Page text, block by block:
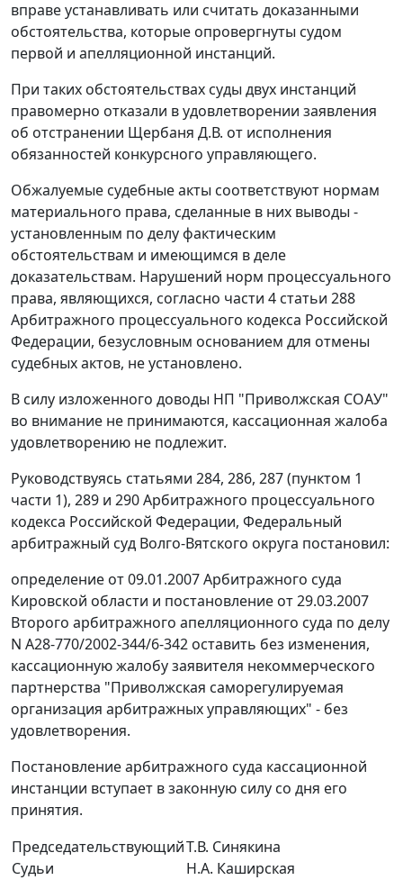
вправе устанавливать или считать доказанными
обстоятельства, которые опровергнуты судом
первой и апелляционной инстанций.
При таких обстоятельствах суды двух инстанций
правомерно отказали в удовлетворении заявления
об отстранении Щербаня Д.В. от исполнения
обязанностей конкурсного управляющего.
Обжалуемые судебные акты соответствуют нормам
материального права, сделанные в них выводы -
установленным по делу фактическим
обстоятельствам и имеющимся в деле
доказательствам. Нарушений норм процессуального
права, являющихся, согласно части 4 статьи 288
Арбитражного процессуального кодекса Российской
Федерации, безусловным основанием для отмены
судебных актов, не установлено.
В силу изложенного доводы НП "Приволжская СОАУ"
во внимание не принимаются, кассационная жалоба
удовлетворению не подлежит.
Руководствуясь статьями 284, 286, 287 (пунктом 1
части 1), 289 и 290 Арбитражного процессуального
кодекса Российской Федерации, Федеральный
арбитражный суд Волго-Вятского округа постановил:
определение от 09.01.2007 Арбитражного суда
Кировской области и постановление от 29.03.2007
Второго арбитражного апелляционного суда по делу
N А28-770/2002-344/6-342 оставить без изменения,
кассационную жалобу заявителя некоммерческого
партнерства "Приволжская саморегулируемая
организация арбитражных управляющих" - без
удовлетворения.
Постановление арбитражного суда кассационной
инстанции вступает в законную силу со дня его
принятия.
Председательствующий
Судьи
Т.В. Синякина
Н.А. Каширская